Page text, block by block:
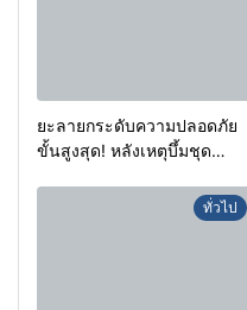
ยะลายกระดับความปลอดภัย
ขั้นสูงสุด! หลังเหตุบึ้มชุด
กรองเตือนเฝ้าระวังแกนนำสั่ง
ทั่วไป